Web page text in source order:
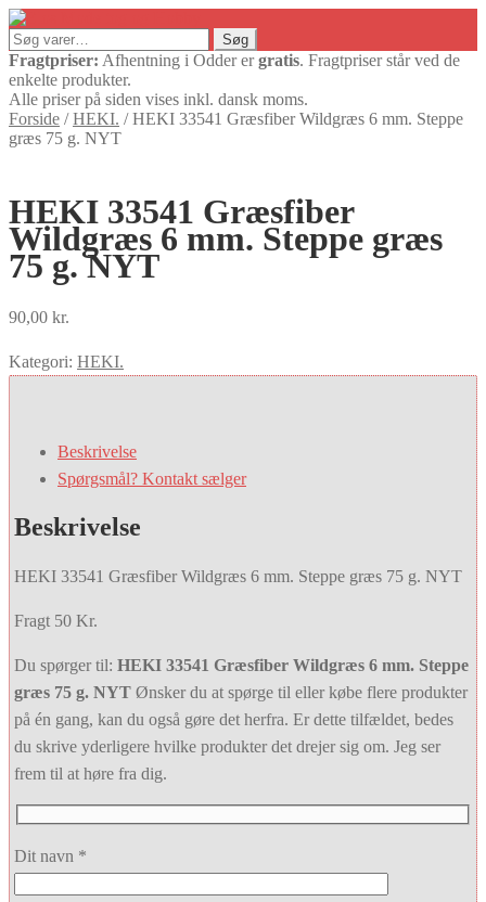
Søg
efter:
Søg
Fragtpriser: Afhentning i Odder ergratis. Fragtpriser står ved de
enkelte produkter.
Alle priser på siden vises inkl. dansk moms.
Forside /HEKI. /HEKI 33541 Græsfiber Wildgræs 6 mm. Steppe
græs 75 g. NYT
HEKI 33541 Græsfiber
Wildgræs 6 mm. Steppe græs
75 g. NYT
90,00 kr.
Kategori: HEKI.
Beskrivelse
Spørgsmål? Kontakt sælger
Beskrivelse
HEKI 33541 Græsfiber Wildgræs 6 mm. Steppe græs 75 g. NYT
Fragt 50 Kr.
Du spørger til: HEKI 33541 Græsfiber Wildgræs 6 mm. Steppe
græs 75 g. NYT Ønsker du at spørge til eller købe flere produkter
på én gang, kan du også gøre det herfra. Er dette tilfældet, bedes
du skrive yderligere hvilke produkter det drejer sig om. Jeg ser
frem til at høre fra dig.
Dit navn *